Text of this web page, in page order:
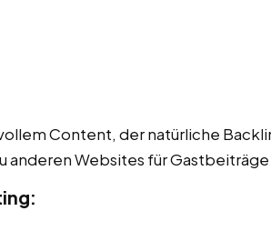
Content, der natürliche
anderen Websites für